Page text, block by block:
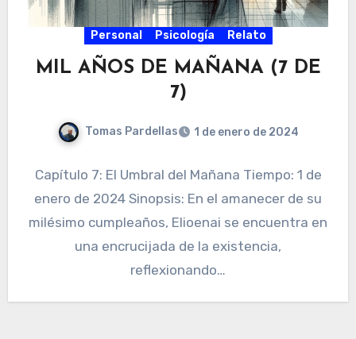
Personal Psicología Relato
MIL AÑOS DE MAÑANA (7 DE
7)
Tomas Pardellas 1 de enero de 2024
Capítulo 7: El Umbral del Mañana Tiempo: 1 de
enero de 2024 Sinopsis: En el amanecer de su
milésimo cumpleaños, Elioenai se encuentra en
una encrucijada de la existencia,
reflexionando…